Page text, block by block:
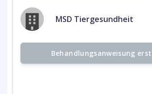
MSD Tiergesundheit
Behandlungsanweisung